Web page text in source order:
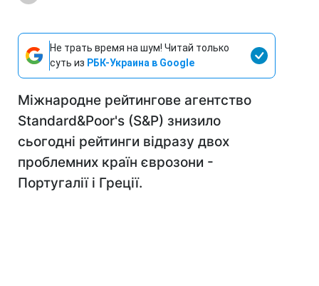
Не трать время на шум! Читай только
суть из РБК-Украина в Google
Міжнародне рейтингове агентство
Standard&Poor's (S&P) знизило
сьогодні рейтинги відразу двох
проблемних країн єврозони -
Португалії і Греції.